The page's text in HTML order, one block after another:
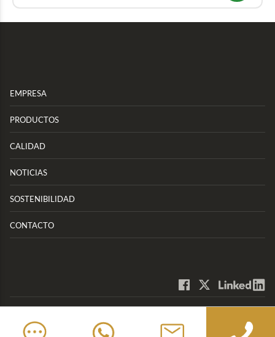
EMPRESA
PRODUCTOS
CALIDAD
NOTICIAS
SOSTENIBILIDAD
CONTACTO